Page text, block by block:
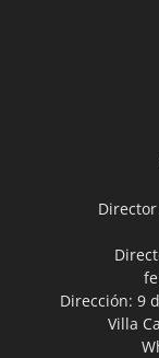
Dirección: 9
Villa